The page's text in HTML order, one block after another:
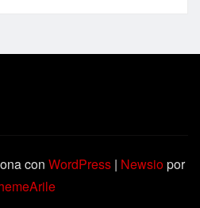
con WordPress | Newsiopor